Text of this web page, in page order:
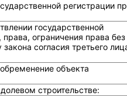
регистрации
государственной
ограничения права без
согласия третьего
объекта
строительстве: